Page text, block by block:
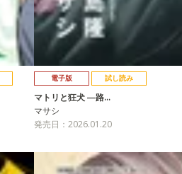
電子版 試し読み
マトリと狂犬 ―路…
マサシ
発売日：2026.01.20